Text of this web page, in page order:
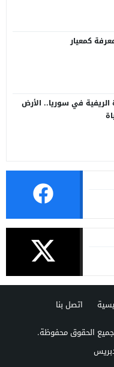
كمعيار
الريفية في سوريا.. الأرض
اتصل بنا